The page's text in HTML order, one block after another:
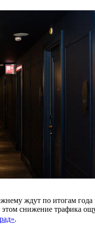
ждут по итогам года
снижение трафика
.